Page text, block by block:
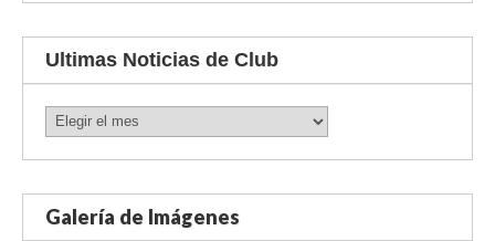
Ultimas Noticias de Club
Ultimas
Noticias
de
Galería de Imágenes